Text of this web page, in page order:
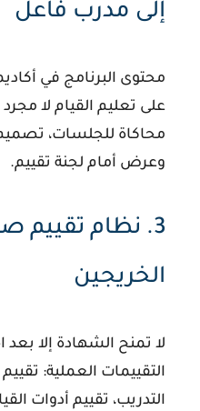
إلى مدرب فاعل
محتوى البرنامج في
على تعليم القيام لا
محاكاة للجلسات، تصميم
وعرض أمام لجنة تقييم.
3. نظام تقييم
الخريجين
لا تمنح الشهادة إلا
التقييمات العملية:
التدريب، تقييم أدوات